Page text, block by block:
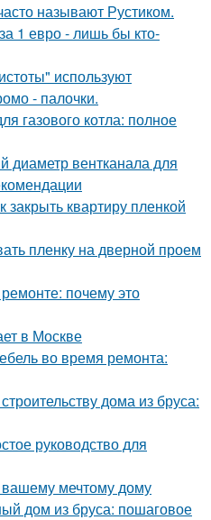
называют Рустиком.
1 евро - лишь бы кто-
используют
- палочки.
газового котла: полное
диаметр вентканала для
закрыть квартиру пленкой
пленку на дверной проем
почему это
в Москве
во время ремонта:
дома из бруса:
руководство для
мечтому дому
дом из бруса: пошаговое